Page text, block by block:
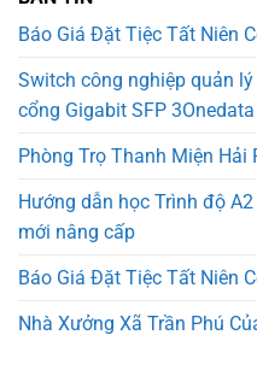
Báo Giá Đặt Tiệc Tất Niên
Switch công nghiệp quản
cổng Gigabit SFP
Phòng Trọ Thanh Miện Hải
Hướng dẫn học Trình độ
mới nâng cấp
Báo Giá Đặt Tiệc Tất Niên
Nhà Xưởng Xã Trần Phú